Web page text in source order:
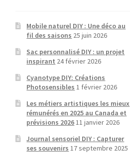
Mobile naturel DIY : Une déco au
fil des saisons 25 juin 2026
Sac personnalisé DIY : un projet
inspirant 24 février 2026
Cyanotype DIY: Créations
Photosensibles 1 février 2026
Les métiers artistiques les mieux
rémunérés en 2025 au Canada et
prévisions 202611 janvier 2026
Journal sensoriel DIY : Capturer
ses souvenirs 17 septembre 2025